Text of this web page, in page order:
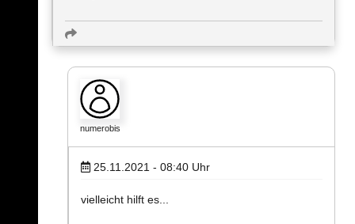
numerobis
25.11.2021 - 08:40 Uhr
vielleicht hilft es...